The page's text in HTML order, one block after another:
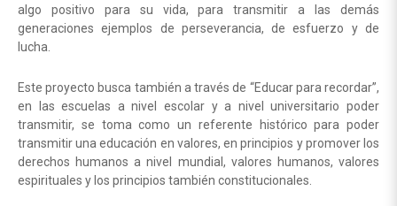
algo positivo para su vida, para transmitir a las demás
generaciones ejemplos de perseverancia, de esfuerzo y de
lucha.
Este proyecto busca también a través de “Educar para recordar”,
en las escuelas a nivel escolar y a nivel universitario poder
transmitir, se toma como un referente histórico para poder
transmitir una educación en valores, en principios y promover los
derechos humanos a nivel mundial, valores humanos, valores
espirituales y los principios también constitucionales.